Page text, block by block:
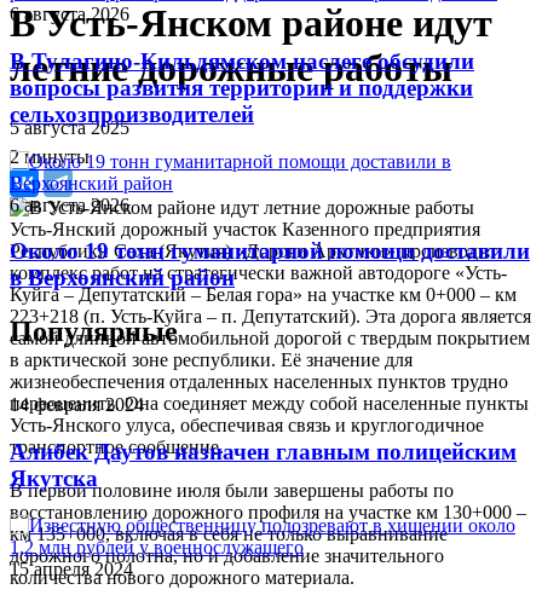
В Усть-Янском районе идут
летние дорожные работы
5 августа 2025
2 минуты
Усть-Янский дорожный участок Казенного предприятия
Республики Саха (Якутия) «Дороги Арктики» производит
комплекс работ на стратегически важной автодороге «Усть-
Куйга – Депутатский – Белая гора» на участке км 0+000 – км
223+218 (п. Усть-Куйга – п. Депутатский). Эта дорога является
самой длинной автомобильной дорогой с твердым покрытием
в арктической зоне республики. Её значение для
жизнеобеспечения отдаленных населенных пунктов трудно
переоценить. Она соединяет между собой населенные пункты
Усть-Янского улуса, обеспечивая связь и круглогодичное
транспортное сообщение.
В первой половине июля были завершены работы по
восстановлению дорожного профиля на участке км 130+000 –
км 135+000, включая в себя не только выравнивание
дорожного полотна, но и добавление значительного
количества нового дорожного материала.
6 августа 2026
В Тулагино-Кильдямском наслеге обсудили
вопросы развития территории и поддержки
сельхозпроизводителей
6 августа 2026
Около 19 тонн гуманитарной помощи доставили
в Верхоянский район
Популярные
14 февраля 2024
Алибек Даутов назначен главным полицейским
Якутска
15 апреля 2024